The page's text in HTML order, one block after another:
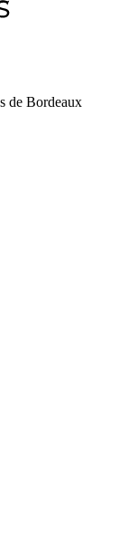
de Bordeaux